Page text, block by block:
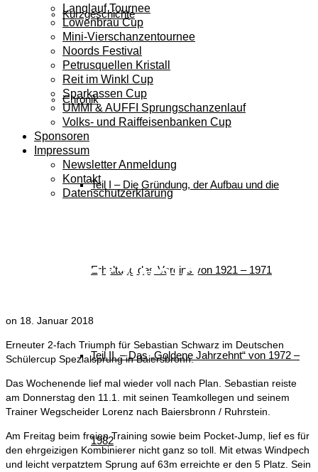
Kurzgeschichte
Chronik
Teil I – Die Gründung, der Aufbau und die
Erhaltung des Vereins von 1921 – 1971
Teil II – Das „Goldene Jahrzehnt“ von 1972 –
1982
Langlauf Tournee
Löwenbräu Cup
Mini-Vierschanzentournee
Noords Festival
Petrusquellen Kristall
Reit im Winkl Cup
Sparkassen Cup
UMMI & AUFFI Sprungschanzenlauf
Volks- und Raiffeisenbanken Cup
Sponsoren
Impressum
Newsletter Anmeldung
Kontakt
Datenschutzerklärung
Schwarzwald
on 18. Januar 2018
Erneuter 2-fach Triumph für Sebastian Schwarz im Deutschen
Schülercup Spezialsprung in Baiersbronn.
Das Wochenende lief mal wieder voll nach Plan. Sebastian reiste
am Donnerstag den 11.1. mit seinen Teamkollegen und seinem
Trainer Wegscheider Lorenz nach Baiersbronn / Ruhrstein.
Am Freitag beim freien Training sowie beim Pocket-Jump, lief es für
den ehrgeizigen Kombinierer nicht ganz so toll. Mit etwas Windpech
und leicht verpatztem Sprung auf 63m erreichte er den 5 Platz. Sein